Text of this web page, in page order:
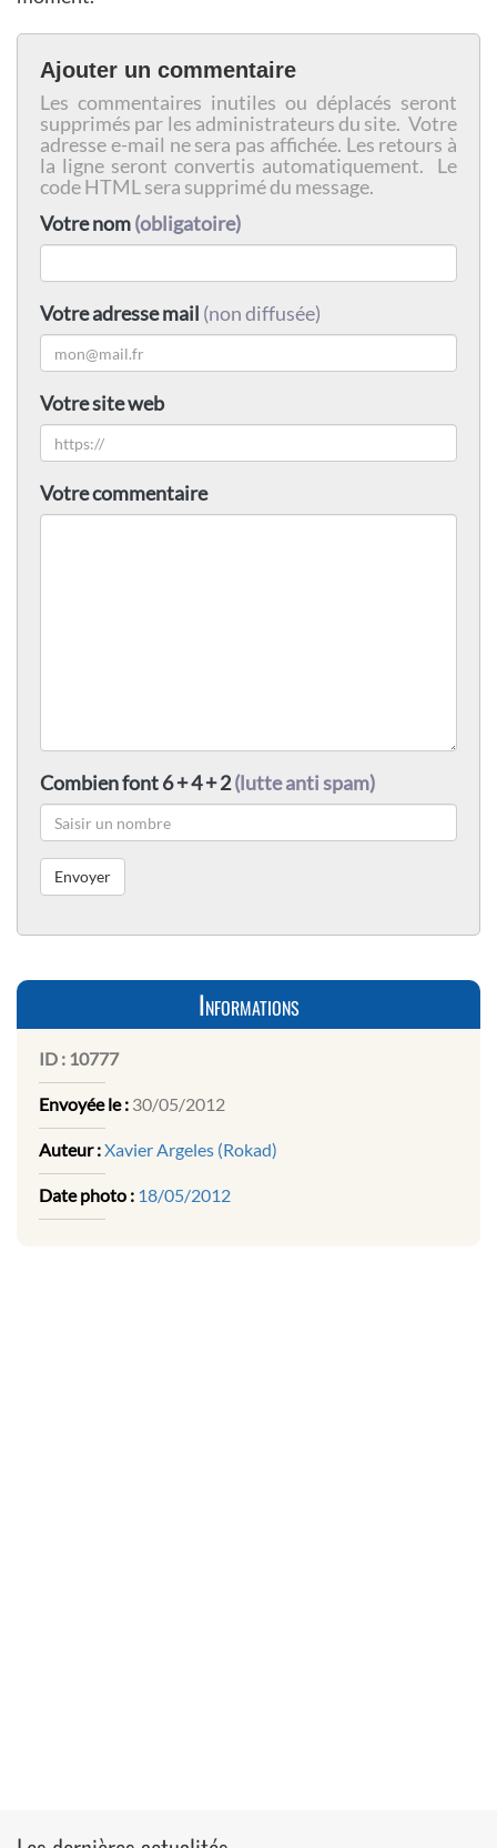
Ajouter un commentaire
Les commentaires inutiles ou déplacés seront
supprimés par les administrateurs du site. Votre
adresse e-mail ne sera pas affichée. Les retours à
la ligne seront convertis automatiquement. Le
code HTML sera supprimé du message.
Votre nom(obligatoire)
Votre adresse mail (non diffusée)
Votre site web
Votre commentaire
Combien font 6 + 4 + 2(lutte anti spam)
Informations
ID : 10777
Envoyée le : 30/05/2012
Auteur :Xavier Argeles (Rokad)
Date photo : 18/05/2012